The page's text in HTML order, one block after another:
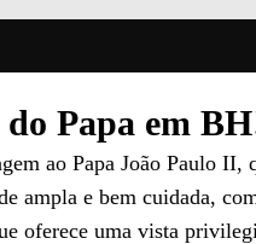
Papa em
ao Papa João Paulo II,
ampla e bem cuidada,
oferece uma vista